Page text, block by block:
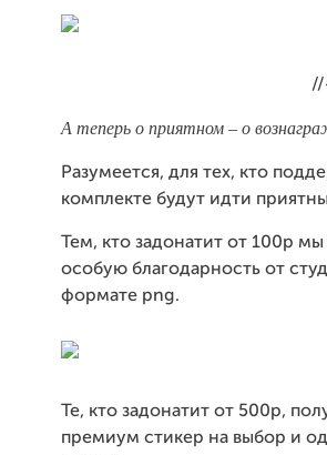
А теперь о приятном – о
Разумеется, для тех, кто
комплекте будут идти
Тем, кто задонатит от 100р
особую благодарность от
формате png.
Те, кто задонатит от 500р,
премиум стикер на выбор и